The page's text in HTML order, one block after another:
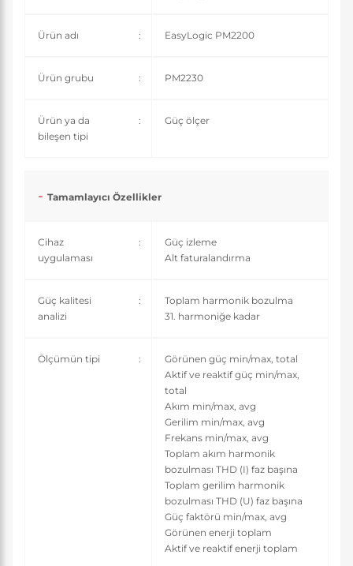
Ürün adı : EasyLogic PM2200
Ürün grubu : PM2230
Ürün ya da
bileşen tipi
: Güç ölçer
Tamamlayıcı Özellikler
Cihaz
uygulaması
:
Güç izleme
Alt faturalandırma
Güç kalitesi
analizi
:
Toplam harmonik bozulma
31. harmoniğe kadar
Ölçümün tipi :
Görünen güç min/max, total
Aktif ve reaktif güç min/max,
total
Akım min/max, avg
Gerilim min/max, avg
Frekans min/max, avg
Toplam akım harmonik
bozulması THD (I) faz başına
Toplam gerilim harmonik
bozulması THD (U) faz başına
Güç faktörü min/max, avg
Görünen enerji toplam
Aktif ve reaktif enerji toplam